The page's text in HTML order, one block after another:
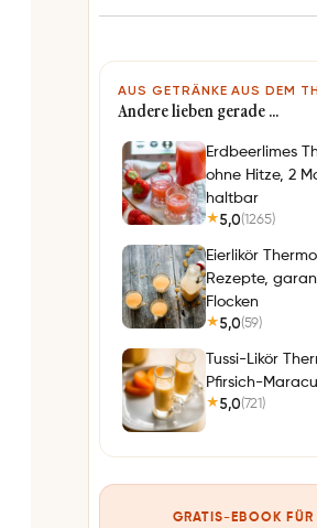
AUS GETRÄNKE AUS DEM
Andere lieben gerade …
Erdbeerlimes
ohne Hitze, 2
haltbar
★5,0(1265)
Eierlikör
Rezepte,
Flocken
★5,0(59)
Tussi-Likör
Pfirsich-
★5,0(721)
GRATIS-EBOOK FÜR